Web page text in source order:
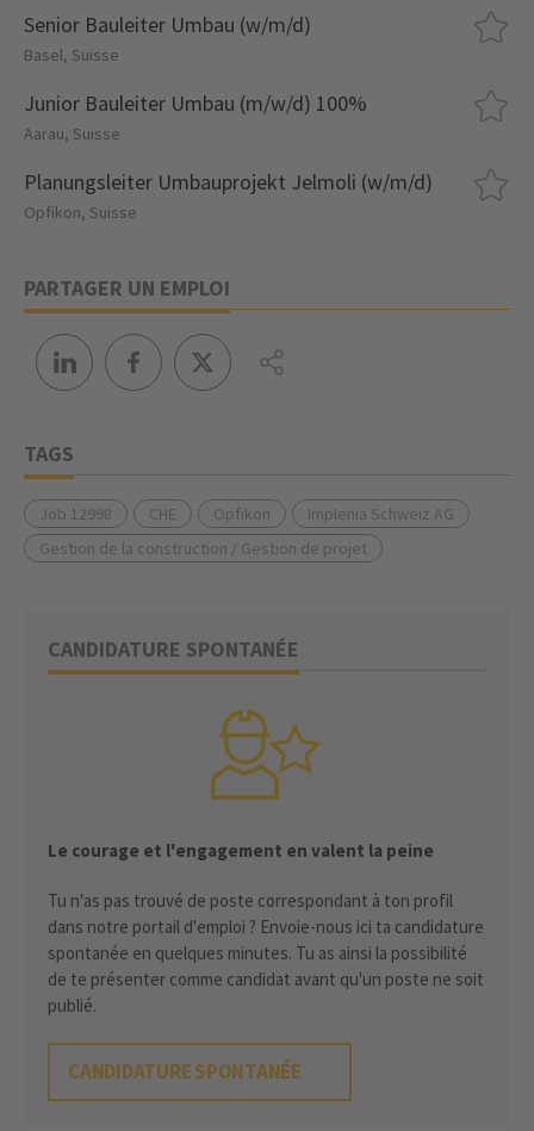
Senior Bauleiter Umbau (w/m/d)
Basel, Suisse
Junior Bauleiter Umbau (m/w/d) 100%
Aarau, Suisse
Planungsleiter Umbauprojekt Jelmoli (w/m/d)
Opfikon, Suisse
PARTAGER UN EMPLOI
TAGS
Job 12998 CHE Opfikon
Implenia Schweiz AG
Gestion de la construction / Gestion de projet
CANDIDATURE SPONTANÉE
Le courage et l'engagement en valent la peine
Tu n'as pas trouvé de poste correspondant à ton profil
dans notre portail d'emploi ? Envoie-nous ici ta candidature
spontanée en quelques minutes. Tu as ainsi la possibilité
de te présenter comme candidat avant qu'un poste ne soit
publié.
CANDIDATURE SPONTANÉE